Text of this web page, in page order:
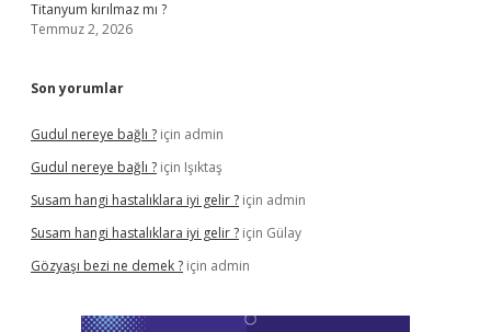
Titanyum kırılmaz mı ?
Temmuz 2, 2026
Son yorumlar
Gudul nereye bağlı ? için admin
Gudul nereye bağlı ? için Işıktaş
Susam hangi hastalıklara iyi gelir ? için admin
Susam hangi hastalıklara iyi gelir ? için Gülay
Gözyaşı bezi ne demek ? için admin